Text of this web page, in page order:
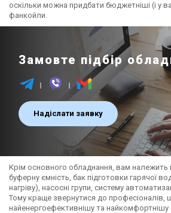
Ціна
Купити
оскільки можна придбати бюджетніші (і у
фанкойли.
Замовте підбір
Надіслати заявку
Крім основного обладнання, вам належить
буферну ємність, бак підготовки гарячої
нагріву), насосні групи, систему
Тому краще звернутися до професіоналів,
найенергоефективнішу та найкомфортнішу